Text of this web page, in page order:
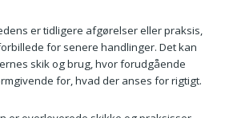
er tidligere afgørelser eller praksis,
for senere handlinger. Det kan
skik og brug, hvor forudgående
for, hvad der anses for rigtigt.